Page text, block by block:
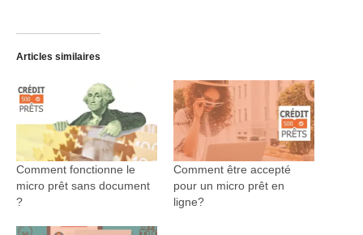
Articles similaires
Comment fonctionne le
micro prêt sans document
?
Comment être accepté
pour un micro prêt en
ligne?